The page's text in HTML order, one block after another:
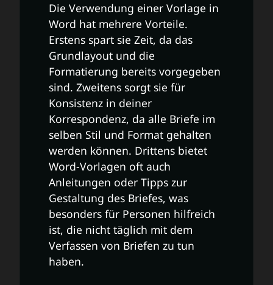
Die Verwendung einer Vorlage in
Word hat mehrere Vorteile.
Erstens spart sie Zeit, da das
Grundlayout und die
Formatierung bereits vorgegeben
sind. Zweitens sorgt sie für
Konsistenz in deiner
Korrespondenz, da alle Briefe im
selben Stil und Format gehalten
werden können. Drittens bietet
Word-Vorlagen oft auch
Anleitungen oder Tipps zur
Gestaltung des Briefes, was
besonders für Personen hilfreich
ist, die nicht täglich mit dem
Verfassen von Briefen zu tun
haben.